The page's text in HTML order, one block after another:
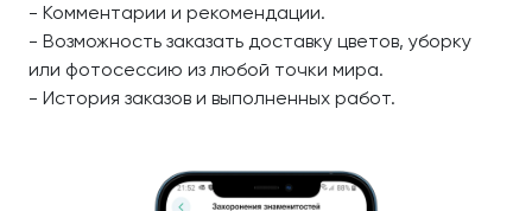
- Комментарии и рекомендации.
- Возможность заказать доставку цветов, уборку
или фотосессию из любой точки мира.
- История заказов и выполненных работ.